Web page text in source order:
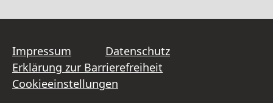
Impressum
Datenschutz
Erklärung zur Barrierefreiheit
Cookieeinstellungen